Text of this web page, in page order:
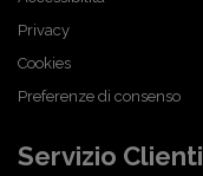
Privacy
Cookies
Preferenze di consenso
Servizio Clienti